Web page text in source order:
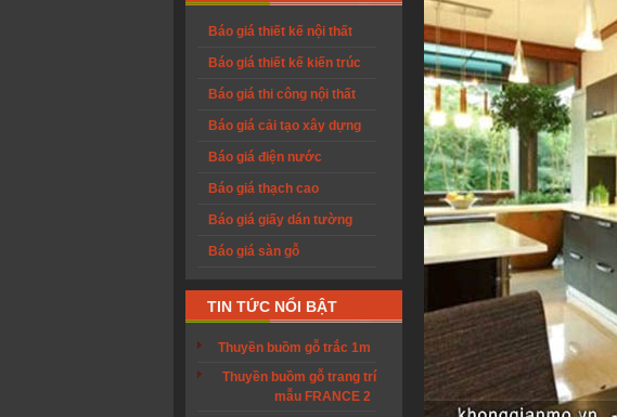
Báo giá thiết kế nội thất
Báo giá thiết kế kiến trúc
Báo giá thi công nội thất
Báo giá cải tạo xây dựng
Báo giá điện nước
Báo giá thạch cao
Báo giá giấy dán tường
Báo giá sàn gỗ
TIN TỨC NỔI BẬT
Thuyền buồm gỗ trắc 1m
Thuyền buồm gỗ trang trí
mẫu FRANCE 2